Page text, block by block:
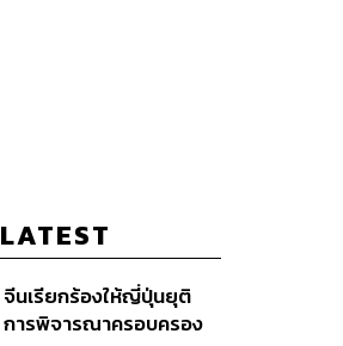
LATEST
จีนเรียกร้องให้ญี่ปุ่นยุติ
การพิจารณาครอบครอง